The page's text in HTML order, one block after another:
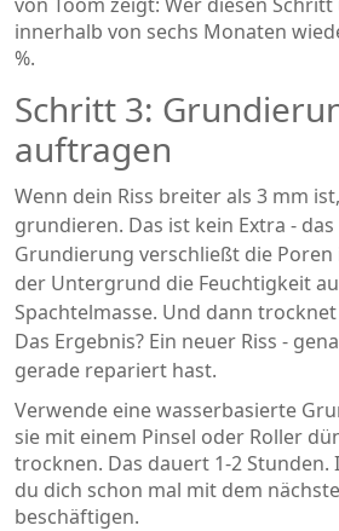
innerhalb von sechs Monaten
%.
Schritt 3:
auftragen
Wenn dein Riss breiter als 3 mm
grundieren. Das ist kein Extra -
Grundierung verschließt die Poren
der Untergrund die Feuchtigkeit
Spachtelmasse. Und dann
Das Ergebnis? Ein neuer Riss -
gerade repariert hast.
Verwende eine wasserbasierte
sie mit einem Pinsel oder Roller
trocknen. Das dauert 1-2 Stunden.
du dich schon mal mit dem
beschäftigen.